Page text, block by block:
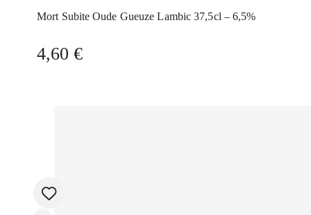
Mort Subite Oude Gueuze Lambic 37,5cl – 6,5%
4,60 €